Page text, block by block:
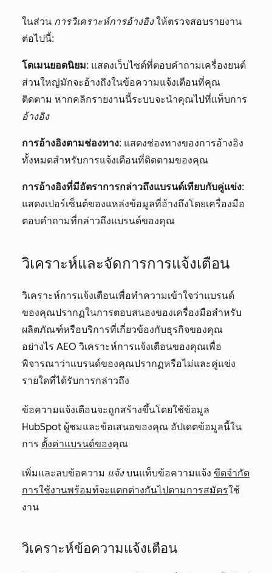
ในส่วน การวิเคราะห์การอ้างอิงให้ตรวจสอบรายงาน
ต่อไปนี้:
โดเมนยอดนิยม: แสดงเว็บไซต์ที่ตอบคำถามเครื่องยนต์
ส่วนใหญ่มักจะอ้างถึงในข้อความแจ้งเตือนที่คุณ
ติดตาม หากคลิกรายงานนี้ระบบจะนำคุณไปที่แท็บการ
อ้างอิง
การอ้างอิงตามช่องทาง: แสดงช่องทางของการอ้างอิง
ทั้งหมดสำหรับการแจ้งเตือนที่ติดตามของคุณ
การอ้างอิงที่มีอัตราการกล่าวถึงแบรนด์เทียบกับคู่แข่ง:
แสดงเปอร์เซ็นต์ของแหล่งข้อมูลที่อ้างถึงโดยเครื่องมือ
ตอบคำถามที่กล่าวถึงแบรนด์ของคุณ
วิเคราะห์และจัดการการแจ้งเตือน
วิเคราะห์การแจ้งเตือนเพื่อทำความเข้าใจว่าแบรนด์
ของคุณปรากฏในการตอบสนองของเครื่องมือสำหรับ
ผลิตภัณฑ์หรือบริการที่เกี่ยวข้องกับธุรกิจของคุณ
อย่างไร AEO วิเคราะห์การแจ้งเตือนของคุณเพื่อ
พิจารณาว่าแบรนด์ของคุณปรากฏหรือไม่และคู่แข่ง
รายใดที่ได้รับการกล่าวถึง
ข้อความแจ้งเตือนจะถูกสร้างขึ้นโดยใช้ข้อมูล
HubSpot ผู้ชมและข้อเสนอของคุณ อัปเดตข้อมูลนี้ใน
การ ตั้งค่าแบรนด์ของคุณ
เพิ่มและลบข้อความ แจ้งบนแท็บข้อความแจ้ง ขีดจำกัด
การใช้งานพร้อมท์จะแตกต่างกันไปตามการสมัครใช้
งาน
วิเคราะห์ข้อความแจ้งเตือน